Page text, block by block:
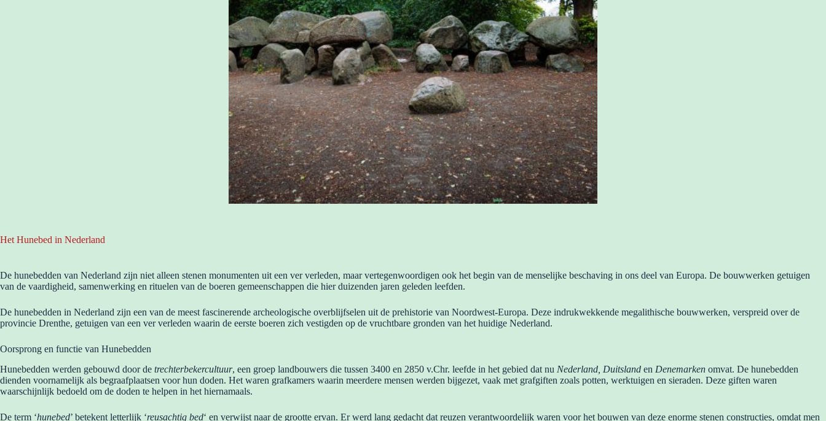
Het Hunebed in Nederland
De hunebedden van Nederland zijn niet alleen stenen monumenten uit een ver verleden, maar vertegenwoordigen ook het begin van de menselijke beschaving in ons deel van Europa. De bouwwerken getuigen
van de vaardigheid, samenwerking en rituelen van de boeren gemeenschappen die hier duizenden jaren geleden leefden.
De hunebedden in Nederland zijn een van de meest fascinerende archeologische overblijfselen uit de prehistorie van Noordwest-Europa. Deze indrukwekkende megalithische bouwwerken, verspreid over de
provincie Drenthe, getuigen van een ver verleden waarin de eerste boeren zich vestigden op de vruchtbare gronden van het huidige Nederland.
Oorsprong en functie van Hunebedden
Hunebedden werden gebouwd door de trechterbekercultuur, een groep landbouwers die tussen 3400 en 2850 v.Chr. leefde in het gebied dat nu Nederland, Duitsland en Denemarken omvat. De hunebedden
dienden voornamelijk als begraafplaatsen voor hun doden. Het waren grafkamers waarin meerdere mensen werden bijgezet, vaak met grafgiften zoals potten, werktuigen en sieraden. Deze giften waren
waarschijnlijk bedoeld om de doden te helpen in het hiernamaals.
De term ‘hunebed’ betekent letterlijk ‘reusachtig bed‘ en verwijst naar de grootte ervan. Er werd lang gedacht dat reuzen verantwoordelijk waren voor het bouwen van deze enorme stenen constructies, omdat men